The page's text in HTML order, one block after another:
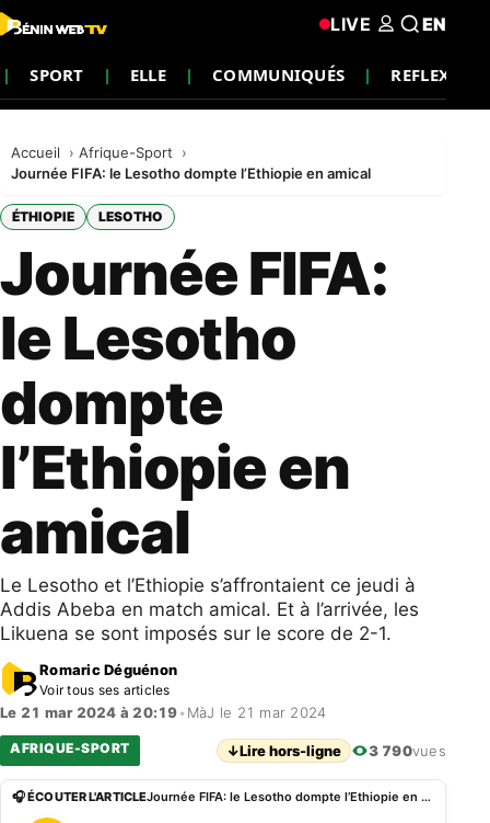
SPORT ELLE COMMUNIQUÉS REFLEXION
LIVE EN
Accueil
Afrique-Sport
Journée FIFA: le Lesotho dompte l’Ethiopie en amical
ÉTHIOPIE LESOTHO
Journée FIFA:
le Lesotho
dompte
l’Ethiopie en
amical
Le Lesotho et l’Ethiopie s’affrontaient ce jeudi à
Addis Abeba en match amical. Et à l’arrivée, les
Likuena se sont imposés sur le score de 2-1.
Romaric Déguénon
Voir tous ses articles
Le 21 mar 2024 à 20:19• MàJ le 21 mar 2024
AFRIQUE-SPORT ↓Lire hors-ligne 3 790vues
🎧 ÉCOUTER L'ARTICLE Journée FIFA: le Lesotho dompte l’Ethiopie en amical